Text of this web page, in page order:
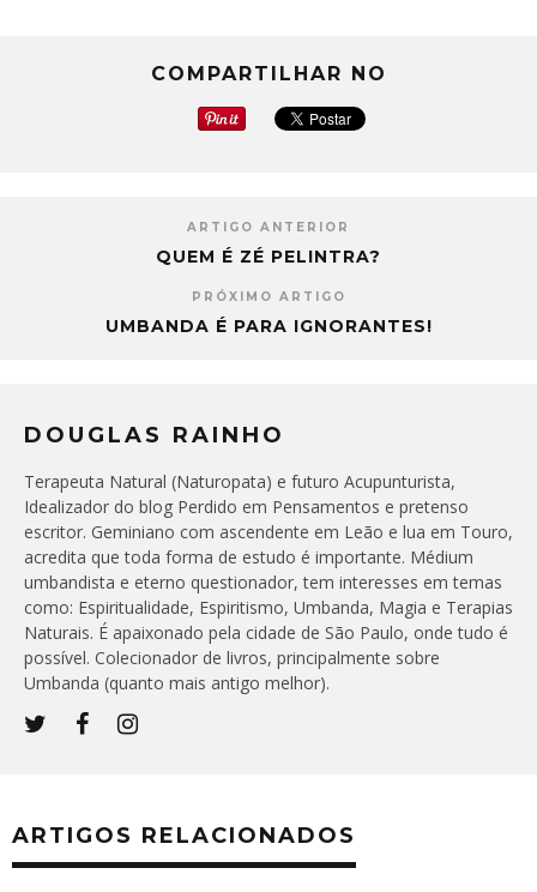
COMPARTILHAR NO
ARTIGO ANTERIOR
QUEM É ZÉ PELINTRA?
PRÓXIMO ARTIGO
UMBANDA É PARA IGNORANTES!
DOUGLAS RAINHO
Terapeuta Natural (Naturopata) e futuro Acupunturista,
Idealizador do blog Perdido em Pensamentos e pretenso
escritor. Geminiano com ascendente em Leão e lua em Touro,
acredita que toda forma de estudo é importante. Médium
umbandista e eterno questionador, tem interesses em temas
como: Espiritualidade, Espiritismo, Umbanda, Magia e Terapias
Naturais. É apaixonado pela cidade de São Paulo, onde tudo é
possível. Colecionador de livros, principalmente sobre
Umbanda (quanto mais antigo melhor).
ARTIGOS RELACIONADOS